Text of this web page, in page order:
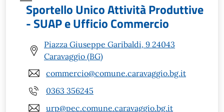
Sportello Unico Attività Produttive
- SUAP e Ufficio Commercio
Piazza Giuseppe Garibaldi, 9 24043
Caravaggio (BG)
commercio@comune.caravaggio.bg.it
0363 356245
urp@pec.comune.caravaggio.bg.it